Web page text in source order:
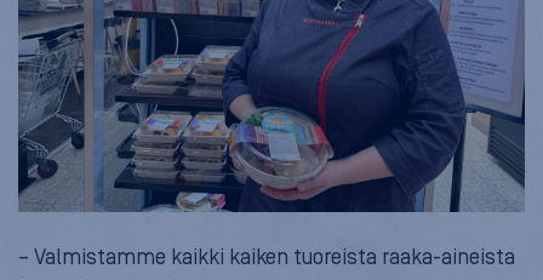
– Valmistamme kaikki kaiken tuoreista raaka-aineista